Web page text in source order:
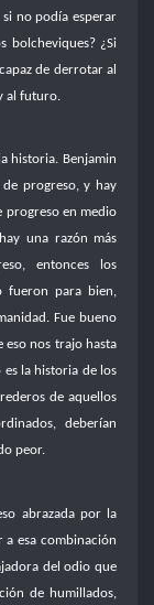
no podía esperar
bolcheviques? ¿Si
de derrotar al
al futuro.
historia. Benjamin
progreso, y hay
progreso en medio
una razón más
entonces los
fueron para bien,
Fue bueno
nos trajo hasta
es la historia de los
de aquellos
deberían
peor.
abrazada por la
a esa combinación
del odio que
de humillados,